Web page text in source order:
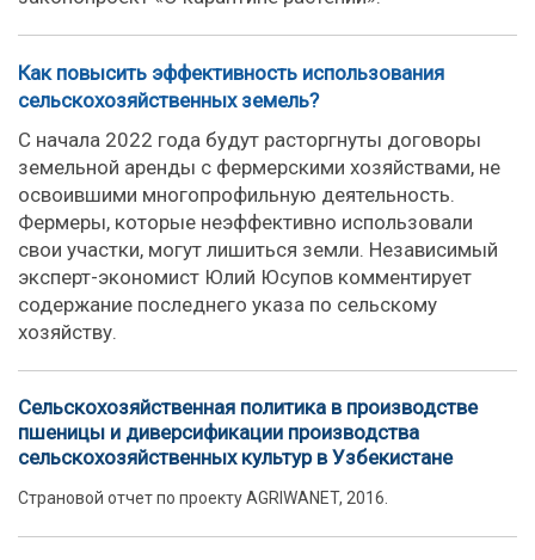
Как повысить эффективность использования
сельскохозяйственных земель?
С начала 2022 года будут расторгнуты договоры
земельной аренды с фермерскими хозяйствами, не
освоившими многопрофильную деятельность.
Фермеры, которые неэффективно использовали
свои участки, могут лишиться земли. Независимый
эксперт-экономист Юлий Юсупов комментирует
содержание последнего указа по сельскому
хозяйству.
Сельскохозяйственная политика в производстве
пшеницы и диверсификации производства
сельскохозяйственных культур в Узбекистане
Страновой отчет по проекту AGRIWANET, 2016.